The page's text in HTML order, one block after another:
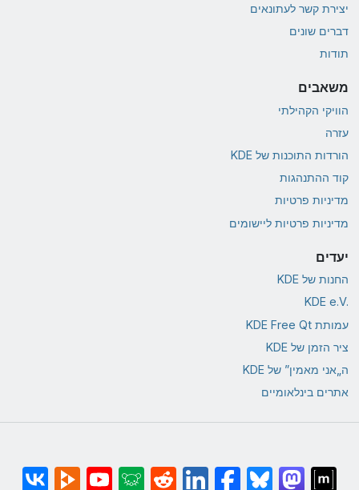
יצירת קשר לעתונאים
דברים שונים
תודות
משאבים
הוויקי הקהילתי
עזרה
הורדות התוכנות של KDE
קוד ההתנהגות
מדיניות פרטיות
מדיניות פרטיות ליישומים
יעדים
החנות של KDE
KDE e.V.‎
עמותת KDE Free Qt
ציר הזמן של KDE
ה„אני מאמין” של KDE
אתרים בינלאומיים